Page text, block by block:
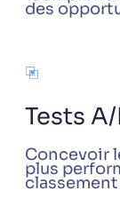
des
Tests A/
Concevoir
plus